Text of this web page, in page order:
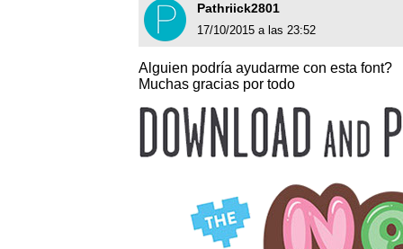
Pathriick2801
17/10/2015 a las 23:52
Alguien podría ayudarme con esta font?
Muchas gracias por todo